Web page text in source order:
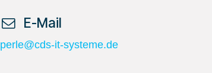
​ E-Mail
perle@cds-it-systeme.de